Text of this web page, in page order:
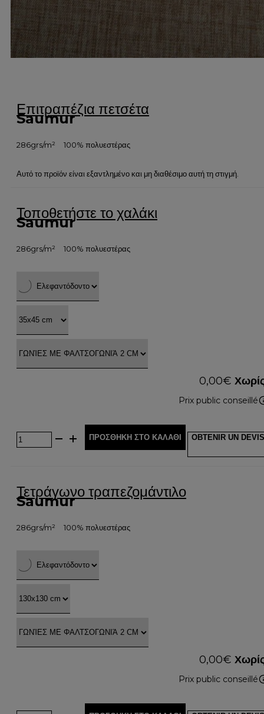
Επιτραπέζια πετσέτα
Saumur
286grs/m² 100% πολυεστέρας
Αυτό το προϊόν είναι εξαντλημένο και μη διαθέσιμο αυτή τη στιγμή.
Τοποθετήστε το χαλάκι
Saumur
286grs/m² 100% πολυεστέρας
0,00€
Prix public conseillé
ΠΡΟΣΘΉΚΗ ΣΤΟ ΚΑΛΆΘΙ OBTENIR UN DEVIS
Τετράγωνο τραπεζομάντιλο
Saumur
286grs/m² 100% πολυεστέρας
0,00€
Prix public conseillé